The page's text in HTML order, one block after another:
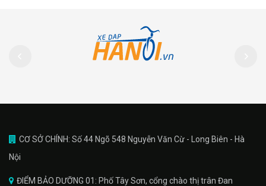
CƠ SỞ CHÍNH: Số 44 Ngõ 548 Nguyễn Văn Cừ - Long Biên - Hà
Nội
ĐIỂM BẢO DƯỠNG 01: Phố Tây Sơn, cổng chào thị trân Đan